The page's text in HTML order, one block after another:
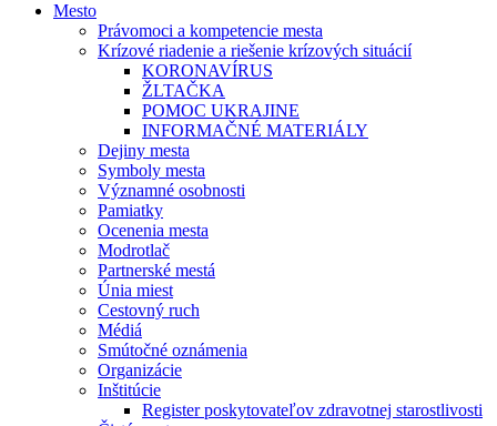
Mesto
Právomoci a kompetencie mesta
Krízové riadenie a riešenie krízových situácií
KORONAVÍRUS
ŽLTAČKA
POMOC UKRAJINE
INFORMAČNÉ MATERIÁLY
Dejiny mesta
Symboly mesta
Významné osobnosti
Pamiatky
Ocenenia mesta
Modrotlač
Partnerské mestá
Únia miest
Cestovný ruch
Médiá
Smútočné oznámenia
Organizácie
Inštitúcie
Register poskytovateľov zdravotnej starostlivosti